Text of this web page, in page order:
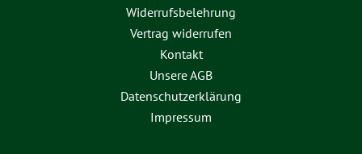
Widerrufsbelehrung
Vertrag widerrufen
Kontakt
Unsere AGB
Datenschutzerklärung
Impressum